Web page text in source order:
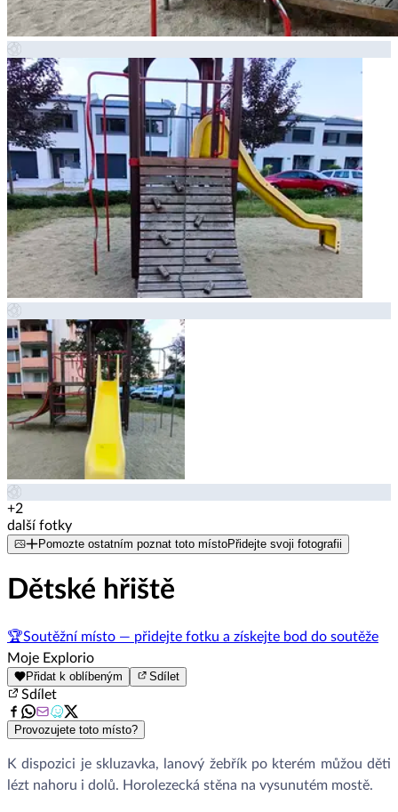
+2
další fotky
Pomozte ostatním poznat toto místoPřidejte svoji fotografii
Dětské hřiště
🏆Soutěžní místo — přidejte fotku a získejte bod do soutěže
Moje Explorio
Přidat k oblíbeným Sdílet
Sdílet
Provozujete toto místo?
K dispozici je skluzavka, lanový žebřík po kterém můžou děti
lézt nahoru i dolů. Horolezecká stěna na vysunutém mostě.